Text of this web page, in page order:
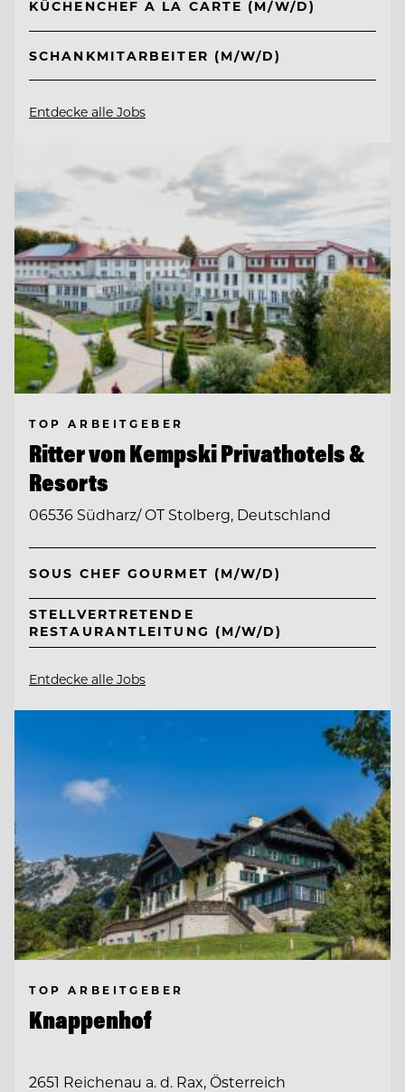
KÜCHENCHEF A LA CARTE (M/W/D)
SCHANKMITARBEITER (M/W/D)
Entdecke alle Jobs
TOP ARBEITGEBER
Ritter von Kempski Privathotels &
Resorts
06536 Südharz/ OT Stolberg, Deutschland
SOUS CHEF GOURMET (M/W/D)
STELLVERTRETENDE
RESTAURANTLEITUNG (M/W/D)
Entdecke alle Jobs
TOP ARBEITGEBER
Knappenhof
2651 Reichenau a. d. Rax, Österreich